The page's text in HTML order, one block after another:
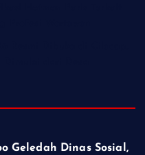
Geledah Dinas Sosial,